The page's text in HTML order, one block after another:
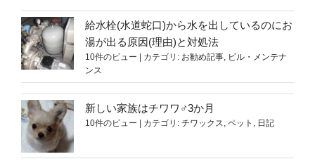
給水栓(水道蛇口)から水を出しているのにお
湯が出る原因(理由)と対処法
10件のビュー | カテゴリ: お勧め記事 ビル・メンテナ
ンス
新しい家族はチワワ♂3か月
10件のビュー | カテゴリ: チワックス ペット 日記